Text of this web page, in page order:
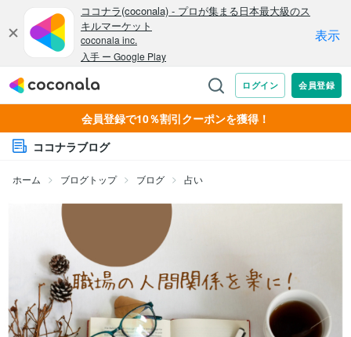
会員登録で10％割引クーポンを獲得！
ココナラブログ
ホーム ブログトップ ブログ 占い